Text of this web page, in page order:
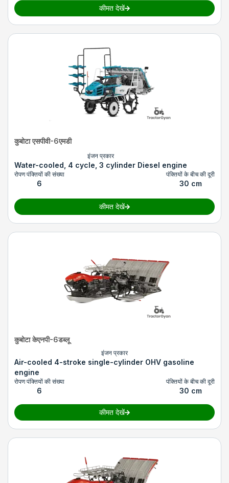
कीमत देखें
कुबोटा एसपीवी-6एमडी
इंजन प्रकार
Water-cooled, 4 cycle, 3 cylinder Diesel engine
रोपण पंक्तियों की संख्या
6
पंक्तियों के बीच की दूरी
30 cm
कीमत देखें
कुबोटा केएनपी-6डब्लू
इंजन प्रकार
Air-cooled 4-stroke single-cylinder OHV gasoline
engine
रोपण पंक्तियों की संख्या
6
पंक्तियों के बीच की दूरी
30 cm
कीमत देखें